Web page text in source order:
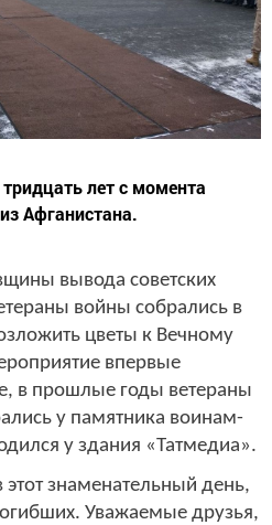
лет с момента
Афганистана.
вывода советских
войны собрались в
цветы к Вечному
впервые
в прошлые годы ветераны
у памятника воинам-
у здания «Татмедиа».
знаменательный день,
Уважаемые друзья,